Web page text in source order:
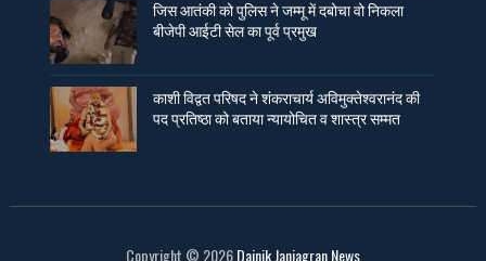
जिस आतंकी को पुलिस ने जम्मू में दबोचा वो निकला
बीजेपी आईटी सेल का पूर्व प्रमुख
काशी विद्वत परिषद ने शंकराचार्य अविमुक्तेश्वरानंद की
पद प्रतिष्ठा को बताया न्यायोचित व शास्त्र सम्मत
Copyright © 2026Dainik Janjagran News